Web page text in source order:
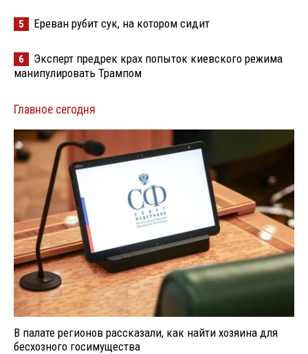
5 Ереван рубит сук, на котором сидит
6
Эксперт предрек крах попыток киевского режима
манипулировать Трампом
Главное сегодня
В палате регионов рассказали, как найти хозяина для
бесхозного госимущества